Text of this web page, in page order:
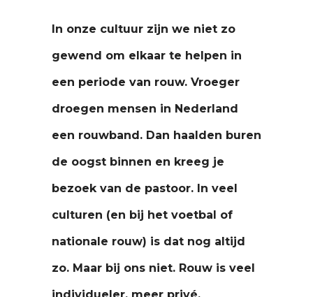
In onze cultuur zijn we niet zo
gewend om elkaar te helpen in
een periode van rouw. Vroeger
droegen mensen in Nederland
een rouwband. Dan haalden buren
de oogst binnen en kreeg je
bezoek van de pastoor. In veel
culturen (en bij het voetbal of
nationale rouw) is dat nog altijd
zo. Maar bij ons niet. Rouw is veel